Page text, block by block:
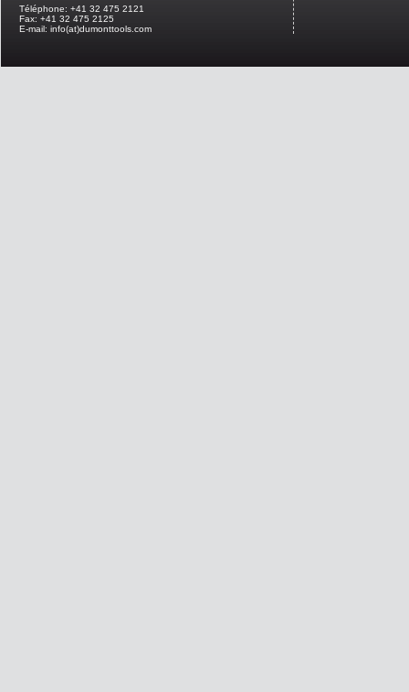
Téléphone: +41 32 475 2121
Fax: +41 32 475 2125
E-mail: info(at)dumonttools.com